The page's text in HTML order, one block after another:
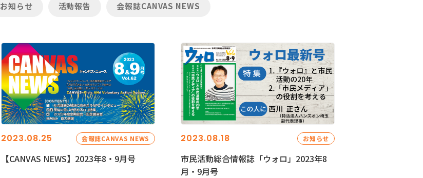
お知らせ 活動報告 会報誌CANVAS NEWS
2023.08.25 会報誌CANVAS NEWS
【CANVAS NEWS】2023年8・9月号
2023.08.18 お知らせ
市民活動総合情報誌「ウォロ」2023年8
月・9月号